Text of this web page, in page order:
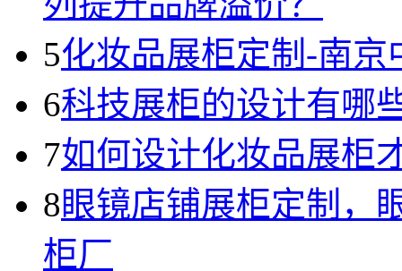
5化妆品展柜定制-南京
6科技展柜的设计有哪
7如何设计化妆品展柜
8眼镜店铺展柜定制，
柜厂